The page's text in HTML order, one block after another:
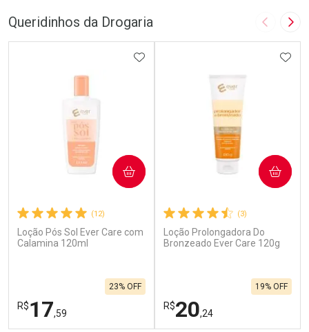
Queridinhos da Drogaria Imagem
(12)
Loção Pós Sol Ever Care com
Calamina 120ml
R$17,59
23% OFF
ADICIONAR AOS FAVORITOS
COMPRAR
(3)
Loção Prolongadora Do
Bronzeado Ever Care 120g
R$20,24
19% OFF
COMPRAR